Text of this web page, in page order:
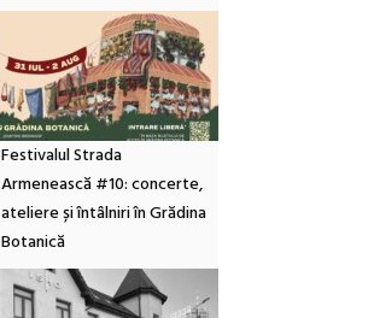
Festivalul Strada
Armenească #10: concerte,
ateliere și întâlniri în Grădina
Botanică